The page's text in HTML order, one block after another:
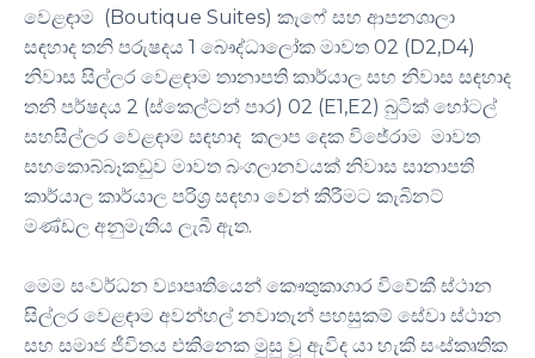
වෙළඳාම (Boutique Suites) කැෆේ සහ ආපනශාලා
සඳහාද තනි පරුෂදය 1 බෞද්ධාලෝක මාවත 02 (D2,D4)
නිවාස සිල්ලර වෙළඳාම තානාපති කාර්යාල සහ නිවාස සඳහාද
තනි පර්ෂදය 2 (ස්කෙල්ටන් පාර) 02 (E1,E2) බුටික් හෝටල්
සහසිල්ලර වෙළඳාම සඳහාද කලාප දෙක විජේරාම මාවත
සහකොබ්බෑකඩුව මාවත බංගලානවයක් නිවාස සානාපති
කාර්යාල කාර්යාල පරිශ්‍ර සඳහා වෙන් කිරීමට කැබිනට්
මණ්ඩල අනුමැතිය ලැබී ඇත.
මෙම සංවර්ධන ව්‍යාපෘතියෙන් කෞතුකාගාර විවේකී ස්ථාන
සිල්ලර වෙළඳාම අවන්හල් නවාතැන් පහසුකම් සේවා ස්ථාන
සහ සමාජ ජීවිතය එකිනෙක මුසු වූ ඇවිද යා හැකි සංස්කෘතික